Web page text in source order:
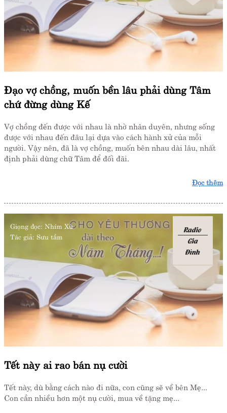
Đạo vợ chồng, muốn bền lâu phải dùng Tâm
chứ đừng dùng Kế
Vợ chồng đến được với nhau là nhờ nhân duyên, nhưng sống
được với nhau đến đâu lại dựa vào cách hành xử của mỗi
người. Vậy nên, đã là vợ chồng, muốn bên nhau dài lâu, nhất
định phải dùng chữ Tâm để đối đãi.
Đọc thêm
Giọng đọc: Nhím Xù
Tác giả: Sưu tầm
Radio
Gia
Đình
Tết này ai rao bán nụ cười
Tết này, dù bằng cách nào đi nữa, con cũng sẽ về bên Mẹ...
Con cần nhiều hơn một nụ cười, mua về tặng mẹ...